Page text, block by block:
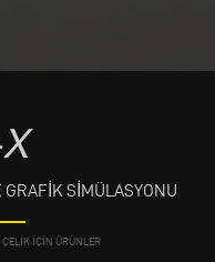
GRAFIK SIMÜLASYONU
ÇELIK IÇIN ÜRÜNLER